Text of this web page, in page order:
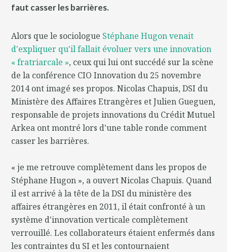
faut casser les barrières.
Alors que le sociologue Stéphane Hugon venait
d'expliquer qu'il fallait évoluer vers une innovation
« fratriarcale », ceux qui lui ont succédé sur la scène
de la conférence CIO Innovation du 25 novembre
2014 ont imagé ses propos. Nicolas Chapuis, DSI du
Ministère des Affaires Etrangères et Julien Gueguen,
responsable de projets innovations du Crédit Mutuel
Arkea ont montré lors d'une table ronde comment
casser les barrières.
« je me retrouve complètement dans les propos de
Stéphane Hugon », a ouvert Nicolas Chapuis. Quand
il est arrivé à la tête de la DSI du ministère des
affaires étrangères en 2011, il était confronté à un
système d'innovation verticale complètement
verrouillé. Les collaborateurs étaient enfermés dans
les contraintes du SI et les contournaient